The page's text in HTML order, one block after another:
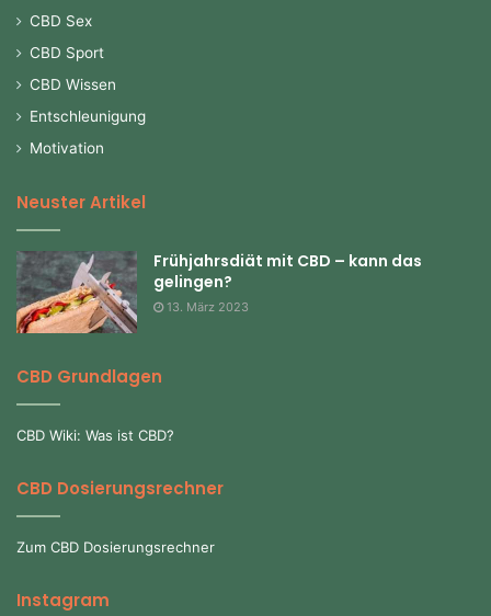
CBD Sex
CBD Sport
CBD Wissen
Entschleunigung
Motivation
Neuster Artikel
Frühjahrsdiät mit CBD – kann das
gelingen?
13. März 2023
CBD Grundlagen
CBD Wiki: Was ist CBD?
CBD Dosierungsrechner
Zum CBD Dosierungsrechner
Instagram